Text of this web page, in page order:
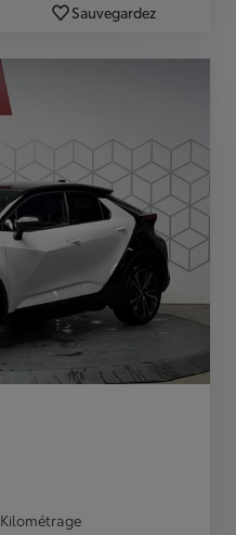
Sauvegardez
Kilométrage